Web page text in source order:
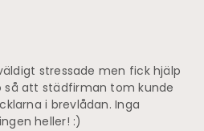
stressade men fick hjälp
så att städfirman tom kunde
i brevlådan. Inga
heller! :)